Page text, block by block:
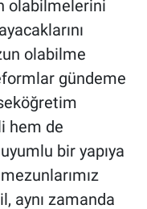
olabilmelerini
olabilme
gündeme
hem de
bir yapıya
aynı zamanda